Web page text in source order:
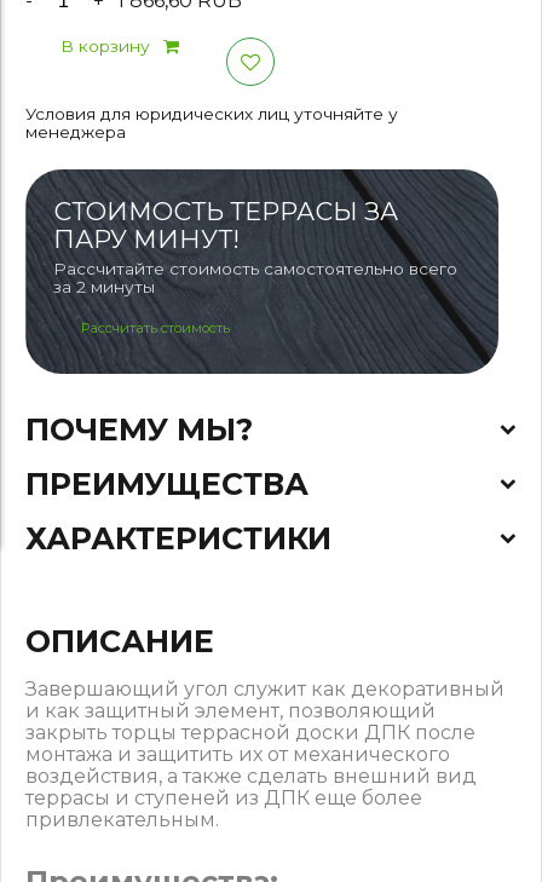
В корзину
Условия для юридических лиц уточняйте у
менеджера
СТОИМОСТЬ ТЕРРАСЫ ЗА
ПАРУ МИНУТ!
Рассчитайте стоимость самостоятельно всего
за 2 минуты
Рассчитать стоимость
ПОЧЕМУ МЫ?
ПРЕИМУЩЕСТВА
ХАРАКТЕРИСТИКИ
ОПИСАНИЕ
Завершающий угол служит как декоративный
и как защитный элемент, позволяющий
закрыть торцы террасной доски ДПК после
монтажа и защитить их от механического
воздействия, а также сделать внешний вид
террасы и ступеней из ДПК еще более
привлекательным.